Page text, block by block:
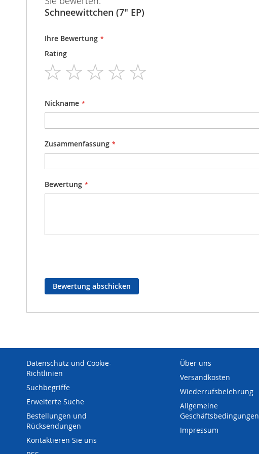
Schneewittchen (7" EP)
Ihre Bewertung
Rating
1
star
2
stars
3
stars
4
stars
Nickname
Zusammenfassung
Bewertung
Bewertung abschicken
Datenschutz und Cookie-
Richtlinien
Suchbegriffe
Erweiterte Suche
Bestellungen und
Rücksendungen
Kontaktieren Sie uns
Über uns
Versandkosten
Wiederrufsbelehrung
Allgemeine
Geschäftsbedingungen
Impressum